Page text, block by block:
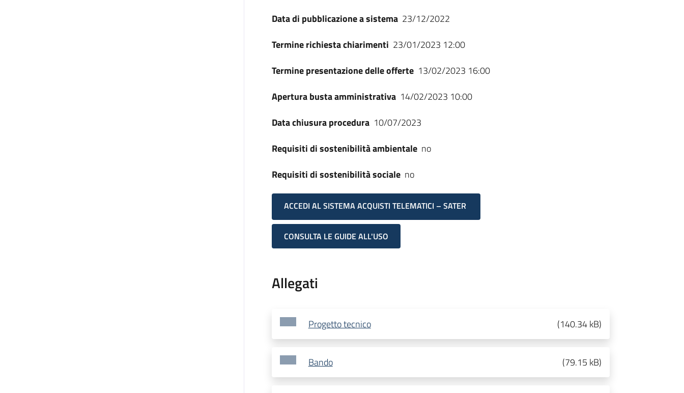
Data di pubblicazione a sistema 23/12/2022
Termine richiesta chiarimenti 23/01/2023 12:00
Termine presentazione delle offerte 13/02/2023 16:00
Apertura busta amministrativa 14/02/2023 10:00
Data chiusura procedura 10/07/2023
Requisiti di sostenibilità ambientale no
Requisiti di sostenibilità sociale no
ACCEDI AL SISTEMA ACQUISTI TELEMATICI – SATER
CONSULTA LE GUIDE ALL'USO
Allegati
Progetto tecnico (140.34 kB)
Bando (79.15 kB)